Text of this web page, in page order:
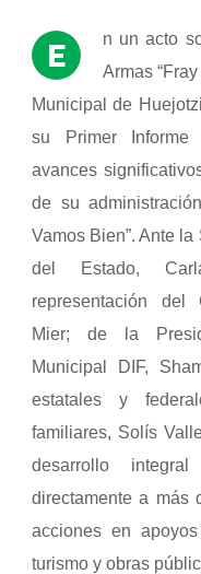
E
n un acto
Armas
Municipal de
su Primer Informe
avances
de su
Vamos Bien”. Ante
del Estado,
representación del
Mier; de la
Municipal DIF,
estatales y
familiares, Solís
desarrollo
directamente a más
acciones en
turismo y obras